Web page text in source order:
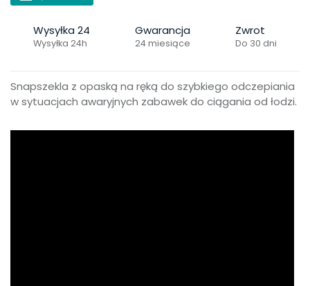
Wysyłka 24
Wysyłka 24h
Gwarancja
24 miesiące
Zwrot
Do 30 dni
Snapszekla z opaską na ręką do szybkiego odczepiania
w sytuacjach awaryjnych zabawek do ciągania od łodzi.